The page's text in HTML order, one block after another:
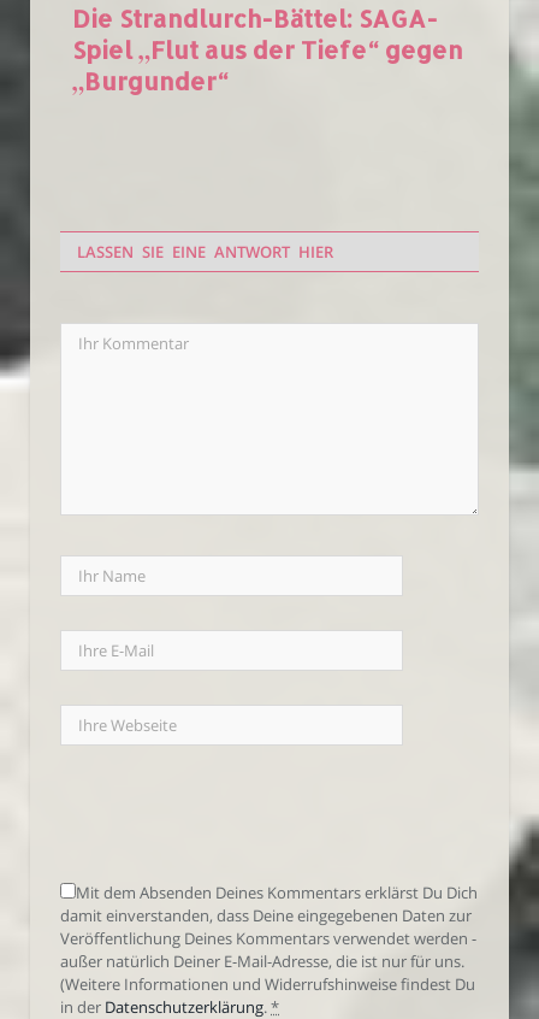
Die Strandlurch-Bättel: SAGA-
Spiel „Flut aus der Tiefe“ gegen
„Burgunder“
LASSEN SIE EINE ANTWORT HIER
Mit dem Absenden Deines Kommentars erklärst Du Dich
damit einverstanden, dass Deine eingegebenen Daten zur
Veröffentlichung Deines Kommentars verwendet werden -
außer natürlich Deiner E-Mail-Adresse, die ist nur für uns.
(Weitere Informationen und Widerrufshinweise findest Du
in der Datenschutzerklärung.*